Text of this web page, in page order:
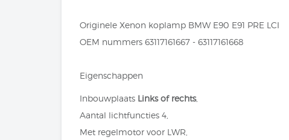
Originele Xenon koplamp BMW E90 E91 PRE LCI
OEM nummers 63117161667 - 63117161668
Eigenschappen
Inbouwplaats Links of rechts,
Aantal lichtfuncties 4,
Met regelmotor voor LWR,